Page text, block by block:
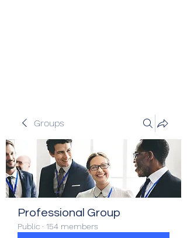
Groups
Professional Group
Public · 154 members